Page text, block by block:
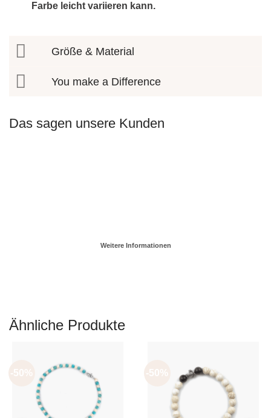
Farbe leicht variieren kann.
Größe & Material
You make a Difference
Das sagen unsere Kunden
Weitere Informationen
Ähnliche Produkte
-50% -50%